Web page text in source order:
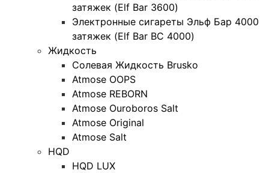
затяжек (Elf Bar 3600)
Электронные сигареты Эльф Бар 4000
затяжек (Elf Bar BC 4000)
Жидкость
Солевая Жидкость Brusko
Atmose OOPS
Atmose REBORN
Atmose Ouroboros Salt
Atmose Original
Atmose Salt
HQD
HQD LUX